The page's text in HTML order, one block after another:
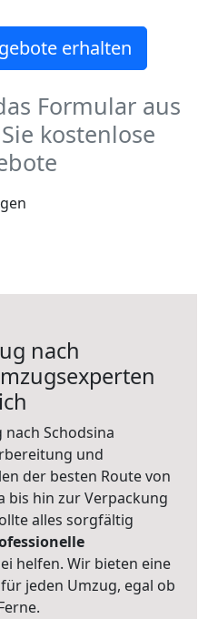
erhalten
Formular aus
kostenlose
nach
Schodsina
und
der besten Route von
bis hin zur Verpackung
alles sorgfältig
helfen. Wir bieten eine
für jeden Umzug, egal ob